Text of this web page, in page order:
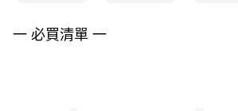
４．使用「AFTEE先享後付」時，將依據個別帳號
一 必買清單 一